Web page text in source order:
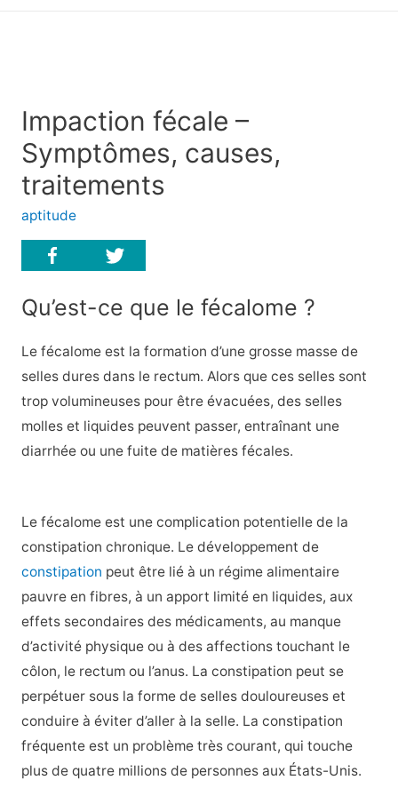
Impaction fécale –
Symptômes, causes,
traitements
aptitude
Qu’est-ce que le fécalome ?
Le fécalome est la formation d’une grosse masse de
selles dures dans le rectum. Alors que ces selles sont
trop volumineuses pour être évacuées, des selles
molles et liquides peuvent passer, entraînant une
diarrhée ou une fuite de matières fécales.
Le fécalome est une complication potentielle de la
constipation chronique. Le développement de
constipation peut être lié à un régime alimentaire
pauvre en fibres, à un apport limité en liquides, aux
effets secondaires des médicaments, au manque
d’activité physique ou à des affections touchant le
côlon, le rectum ou l’anus. La constipation peut se
perpétuer sous la forme de selles douloureuses et
conduire à éviter d’aller à la selle. La constipation
fréquente est un problème très courant, qui touche
plus de quatre millions de personnes aux États-Unis.